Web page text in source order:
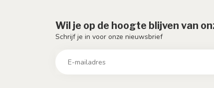
Wil je op de hoogte blijven van
Schrijf je in voor onze nieuwsbrief